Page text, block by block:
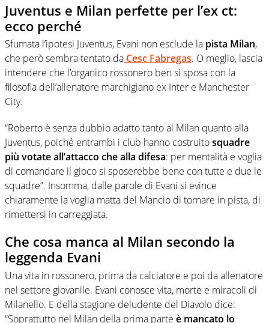
Juventus e Milan perfette per l’ex ct:
ecco perché
Sfumata l’ipotesi Juventus, Evani non esclude la pista Milan,
che però sembra tentato da Cesc Fabregas. O meglio, lascia
intendere che l’organico rossonero ben si sposa con la
filosofia dell’allenatore marchigiano ex Inter e Manchester
City.
“Roberto è senza dubbio adatto tanto al Milan quanto alla
Juventus, poiché entrambi i club hanno costruitosquadre
più votate all’attacco che alla difesa: per mentalità e voglia
di comandare il gioco si sposerebbe bene con tutte e due le
squadre”. Insomma, dalle parole di Evani si evince
chiaramente la voglia matta del Mancio di tornare in pista, di
rimettersi in carreggiata.
Che cosa manca al Milan secondo la
leggenda Evani
Una vita in rossonero, prima da calciatore e poi da allenatore
nel settore giovanile. Evani conosce vita, morte e miracoli di
Milanello. E della stagione deludente del Diavolo dice:
“Soprattutto nel Milan della prima parte è mancato lo